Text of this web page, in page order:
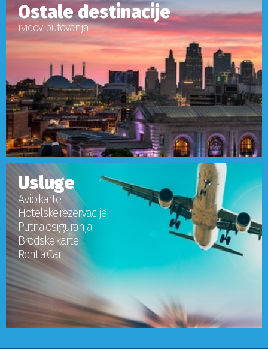
Ostale destinacije
i vidovi putovanja
Usluge
Avio karte
Hotelske rezervacije
Putna osiguranja
Brodske karte
Rent a Car